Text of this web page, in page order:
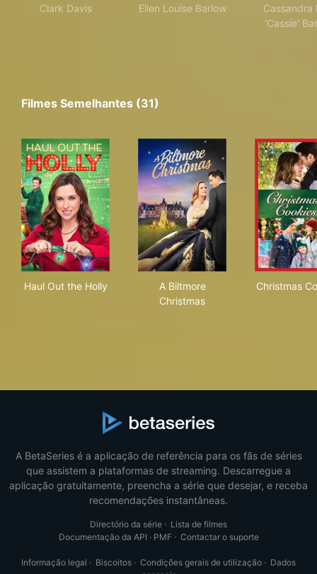
Clark Davis
Ellen Louise Barlow
Cassandra
'Cassie'
Filmes Semelhantes (31)
Haul Out the Holly
A Biltmore
Christmas
Christmas
A BetaSeries é a aplicação de referência para os fãs de séries
que assistem a plataformas de streaming. Descarregue a
aplicação gratuitamente, preencha a série que desejar, e receba
recomendações instantâneas.
Directório da série · Lista de filmes
Documentação da API · PMF· Contactar o suporte
Informação legal · Biscoitos · Condições gerais de utilização · Dados